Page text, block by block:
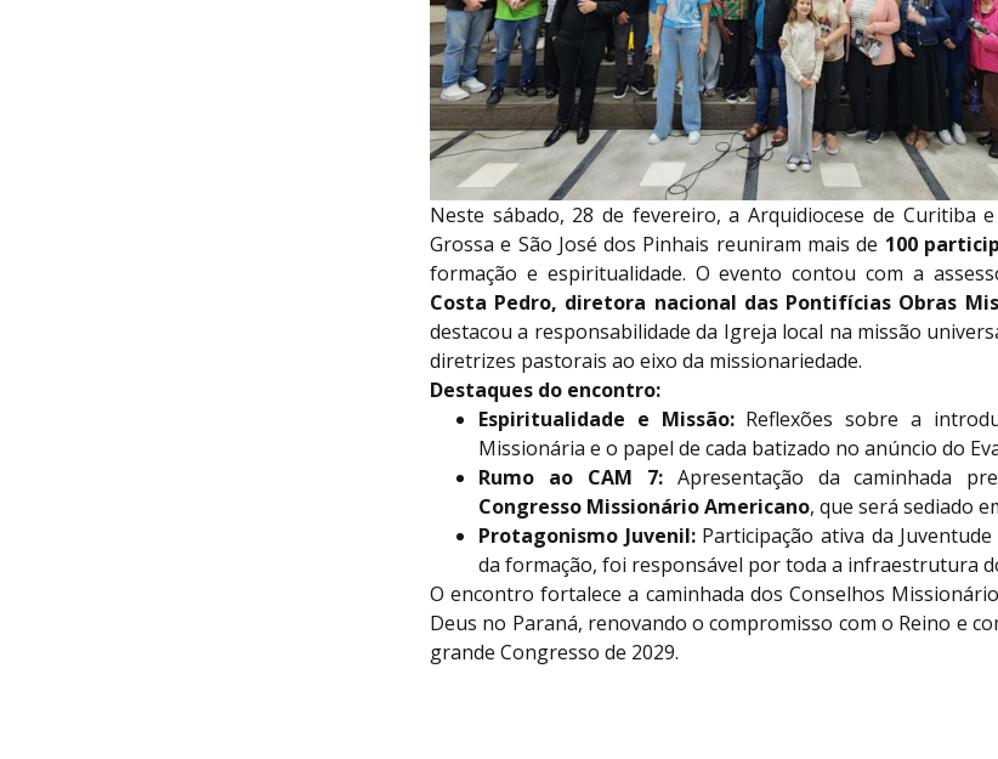
Neste sábado, 28 de fevereiro, a Arquidiocese de Curitiba
Grossa e São José dos Pinhais reuniram mais de 100
formação e espiritualidade. O evento contou com a
Costa Pedro, diretora nacional das Pontifícias Obras
destacou a responsabilidade da Igreja local na missão
diretrizes pastorais ao eixo da missionariedade.
Destaques do encontro:
Espiritualidade e Missão:Reflexões sobre a
Missionária e o papel de cada batizado no anúncio do
Rumo ao CAM 7:Apresentação da caminhada
Congresso Missionário Americano, que será sediado
Protagonismo Juvenil:Participação ativa da
da formação, foi responsável por toda a infraestrutura
O encontro fortalece a caminhada dos Conselhos
Deus no Paraná, renovando o compromisso com o Reino e
grande Congresso de 2029.